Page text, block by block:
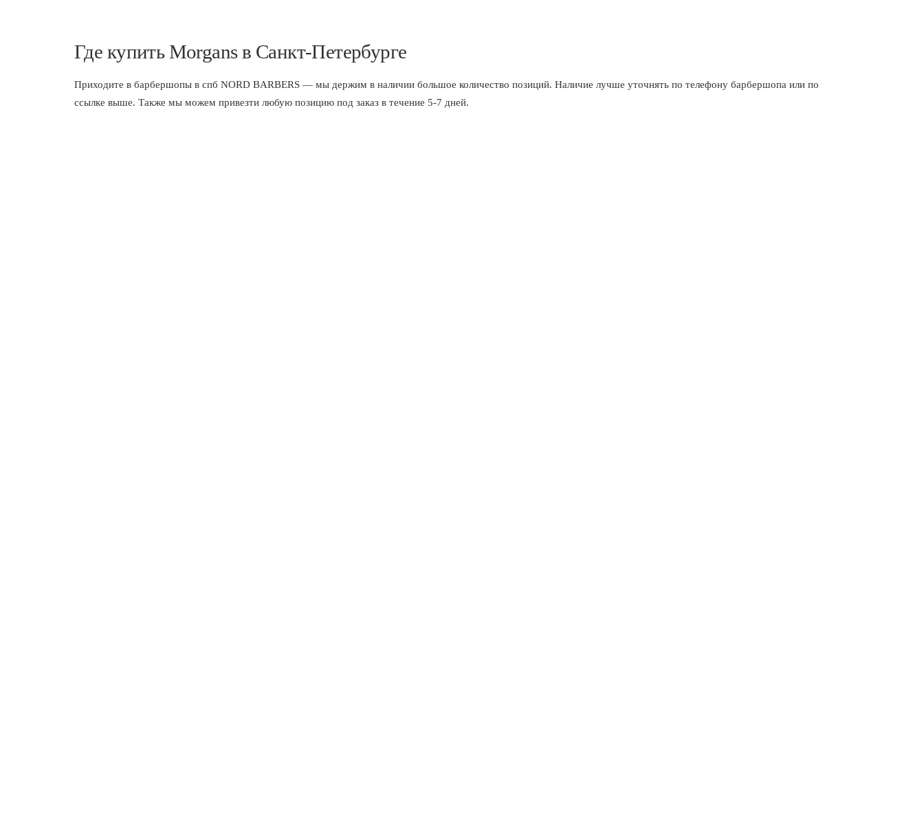
Где купить Morgans в Санкт-Петербурге
Приходите в барбершопы в спб NORD BARBERS — мы держим в наличии большое количество позиций. Наличие лучше уточнять по телефону барбершопа или по
ссылке выше. Также мы можем привезти любую позицию под заказ в течение 5-7 дней.